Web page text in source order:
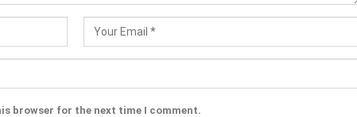
browser for the next time I comment.